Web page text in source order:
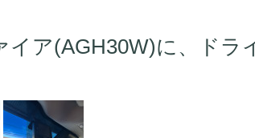
イア(AGH30W)に、ド